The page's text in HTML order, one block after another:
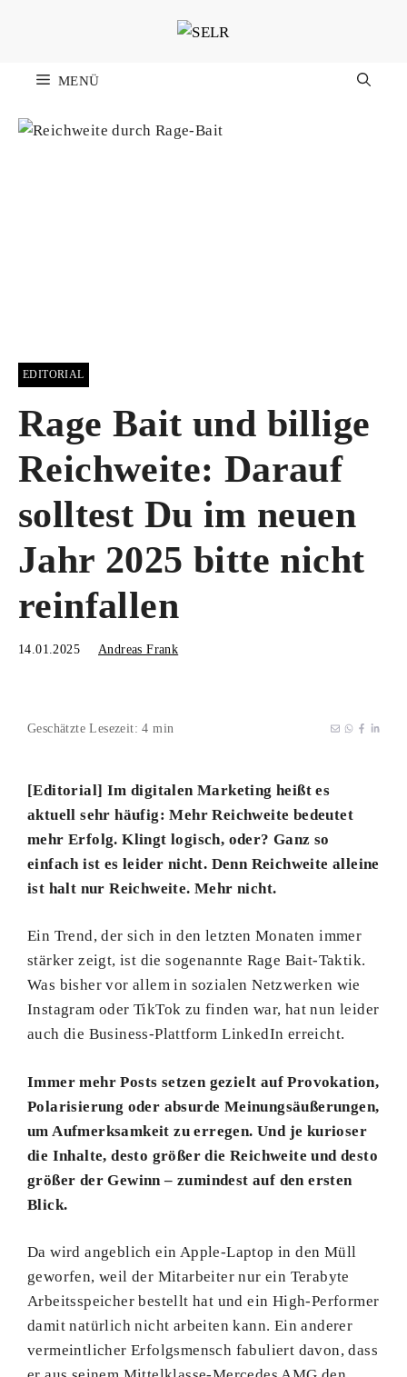
MENÜ
EDITORIAL
Rage Bait und billige
Reichweite: Darauf
solltest Du im neuen
Jahr 2025 bitte nicht
reinfallen
14.01.2025 Andreas Frank
Geschätzte Lesezeit: 4 min
[Editorial] Im digitalen Marketing heißt es
aktuell sehr häufig: Mehr Reichweite bedeutet
mehr Erfolg. Klingt logisch, oder? Ganz so
einfach ist es leider nicht. Denn Reichweite alleine
ist halt nur Reichweite. Mehr nicht.
Ein Trend, der sich in den letzten Monaten immer
stärker zeigt, ist die sogenannte Rage Bait-Taktik.
Was bisher vor allem in sozialen Netzwerken wie
Instagram oder TikTok zu finden war, hat nun leider
auch die Business-Plattform LinkedIn erreicht.
Immer mehr Posts setzen gezielt auf Provokation,
Polarisierung oder absurde Meinungsäußerungen,
um Aufmerksamkeit zu erregen. Und je kurioser
die Inhalte, desto größer die Reichweite und desto
größer der Gewinn – zumindest auf den ersten
Blick.
Da wird angeblich ein Apple-Laptop in den Müll
geworfen, weil der Mitarbeiter nur ein Terabyte
Arbeitsspeicher bestellt hat und ein High-Performer
damit natürlich nicht arbeiten kann. Ein anderer
vermeintlicher Erfolgsmensch fabuliert davon, dass